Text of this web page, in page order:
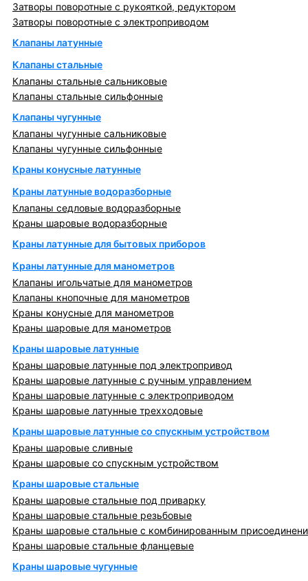
Затворы поворотные с рукояткой, редуктором
Затворы поворотные с электроприводом
Клапаны латунные
Клапаны стальные
Клапаны стальные сальниковые
Клапаны стальные сильфонные
Клапаны чугунные
Клапаны чугунные сальниковые
Клапаны чугунные сильфонные
Краны конусные латунные
Краны латунные водоразборные
Клапаны седловые водоразборные
Краны шаровые водоразборные
Краны латунные для бытовых приборов
Краны латунные для манометров
Клапаны игольчатые для манометров
Клапаны кнопочные для манометров
Краны конусные для манометров
Краны шаровые для манометров
Краны шаровые латунные
Краны шаровые латунные под электропривод
Краны шаровые латунные с ручным управлением
Краны шаровые латунные с электроприводом
Краны шаровые латунные трехходовые
Краны шаровые латунные со спускным устройством
Краны шаровые сливные
Краны шаровые со спускным устройством
Краны шаровые стальные
Краны шаровые стальные под приварку
Краны шаровые стальные резьбовые
Краны шаровые стальные с комбинированным
Краны шаровые стальные фланцевые
Краны шаровые чугунные